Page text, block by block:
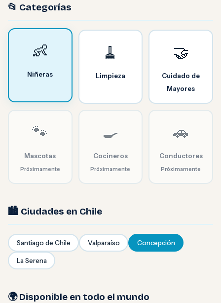
📂 Categorías
👶
Niñeras
🧹
Limpieza
🤝
Cuidado de
Mayores
🐾
Mascotas
Próximamente
🍳
Cocineros
Próximamente
🚗
Conductores
Próximamente
🏙️ Ciudades en Chile
Santiago de Chile Valparaíso Concepción
La Serena
🌍 Disponible en todo el mundo